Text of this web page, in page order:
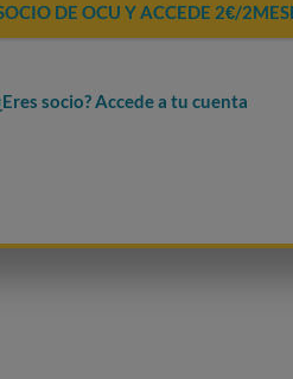
DE OCU Y ACCEDE 2€/
socio? Accede a tu cuenta